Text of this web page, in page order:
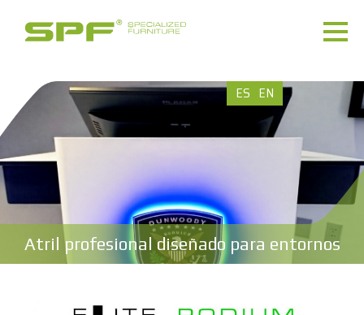
ES EN
Atril profesional diseñado para entornos